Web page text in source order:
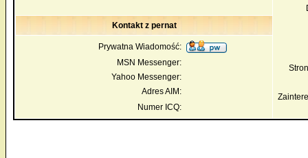
Kontakt z pernat
Prywatna Wiadomość:
MSN Messenger:
Yahoo Messenger:
Adres AIM:
Numer ICQ: